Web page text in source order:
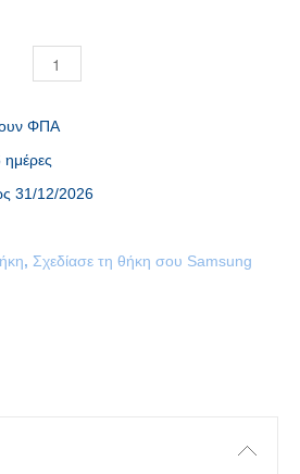
ΦΠΑ
ημέρες
31/12/2026
, Σχεδίασε τη θήκη σου Samsung